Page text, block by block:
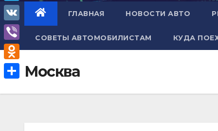
ГЛАВНАЯ НОВОСТИ АВТО
СОВЕТЫ АВТОМОБИЛИСТАМ КУДА
Москва
h
a
A
T
e
l
e
g
V
K
V
i
b
e
O